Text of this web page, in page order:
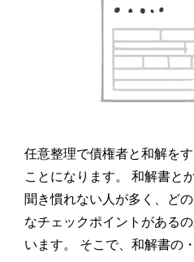
任意整理で債権者と和解を
ことになります。 和解書と
聞き慣れない人が多く、ど
なチェックポイントがある
います。 そこで、和解書の